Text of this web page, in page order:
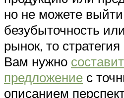
но не можете
безубыточность
рынок, то стратегия
Вам нужно
предложение с
описанием